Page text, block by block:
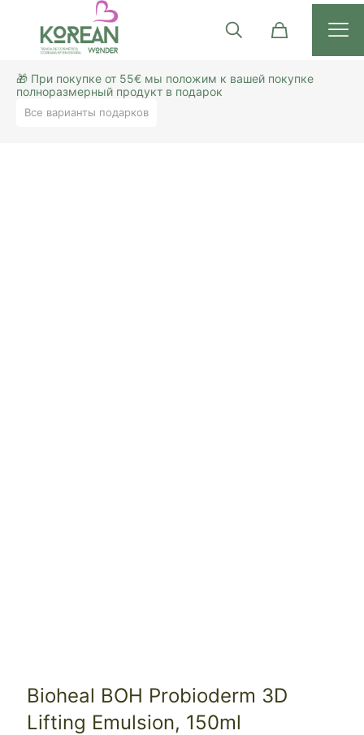
🎁 При покупке от 55€ мы положим к вашей покупке
полноразмерный продукт в подарок
Все варианты подарков
Bioheal BOH Probioderm 3D
Lifting Emulsion, 150ml